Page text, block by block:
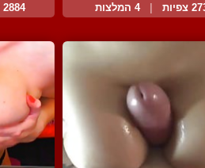
4 המלצות 2884 צפיות